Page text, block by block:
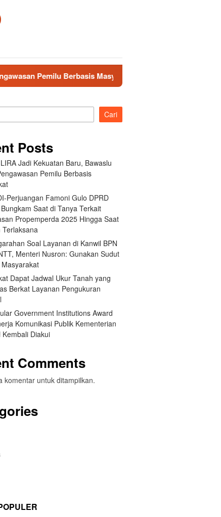
Berbasis Masyarakat
Cari
Posts
Jadi Kekuatan Baru, Bawaslu
Pemilu Berbasis
Perjuangan Famoni Gulo DPRD
Saat di Tanya Terkait
Propemperda 2025 Hingga Saat
Terlaksana
Soal Layanan di Kanwil BPN
Menteri Nusron: Gunakan Sudut
Dapat Jadwal Ukur Tanah yang
Berkat Layanan Pengukuran
Government Institutions Award
Komunikasi Publik Kementerian
Kembali Diakui
Comments
komentar untuk ditampilkan.